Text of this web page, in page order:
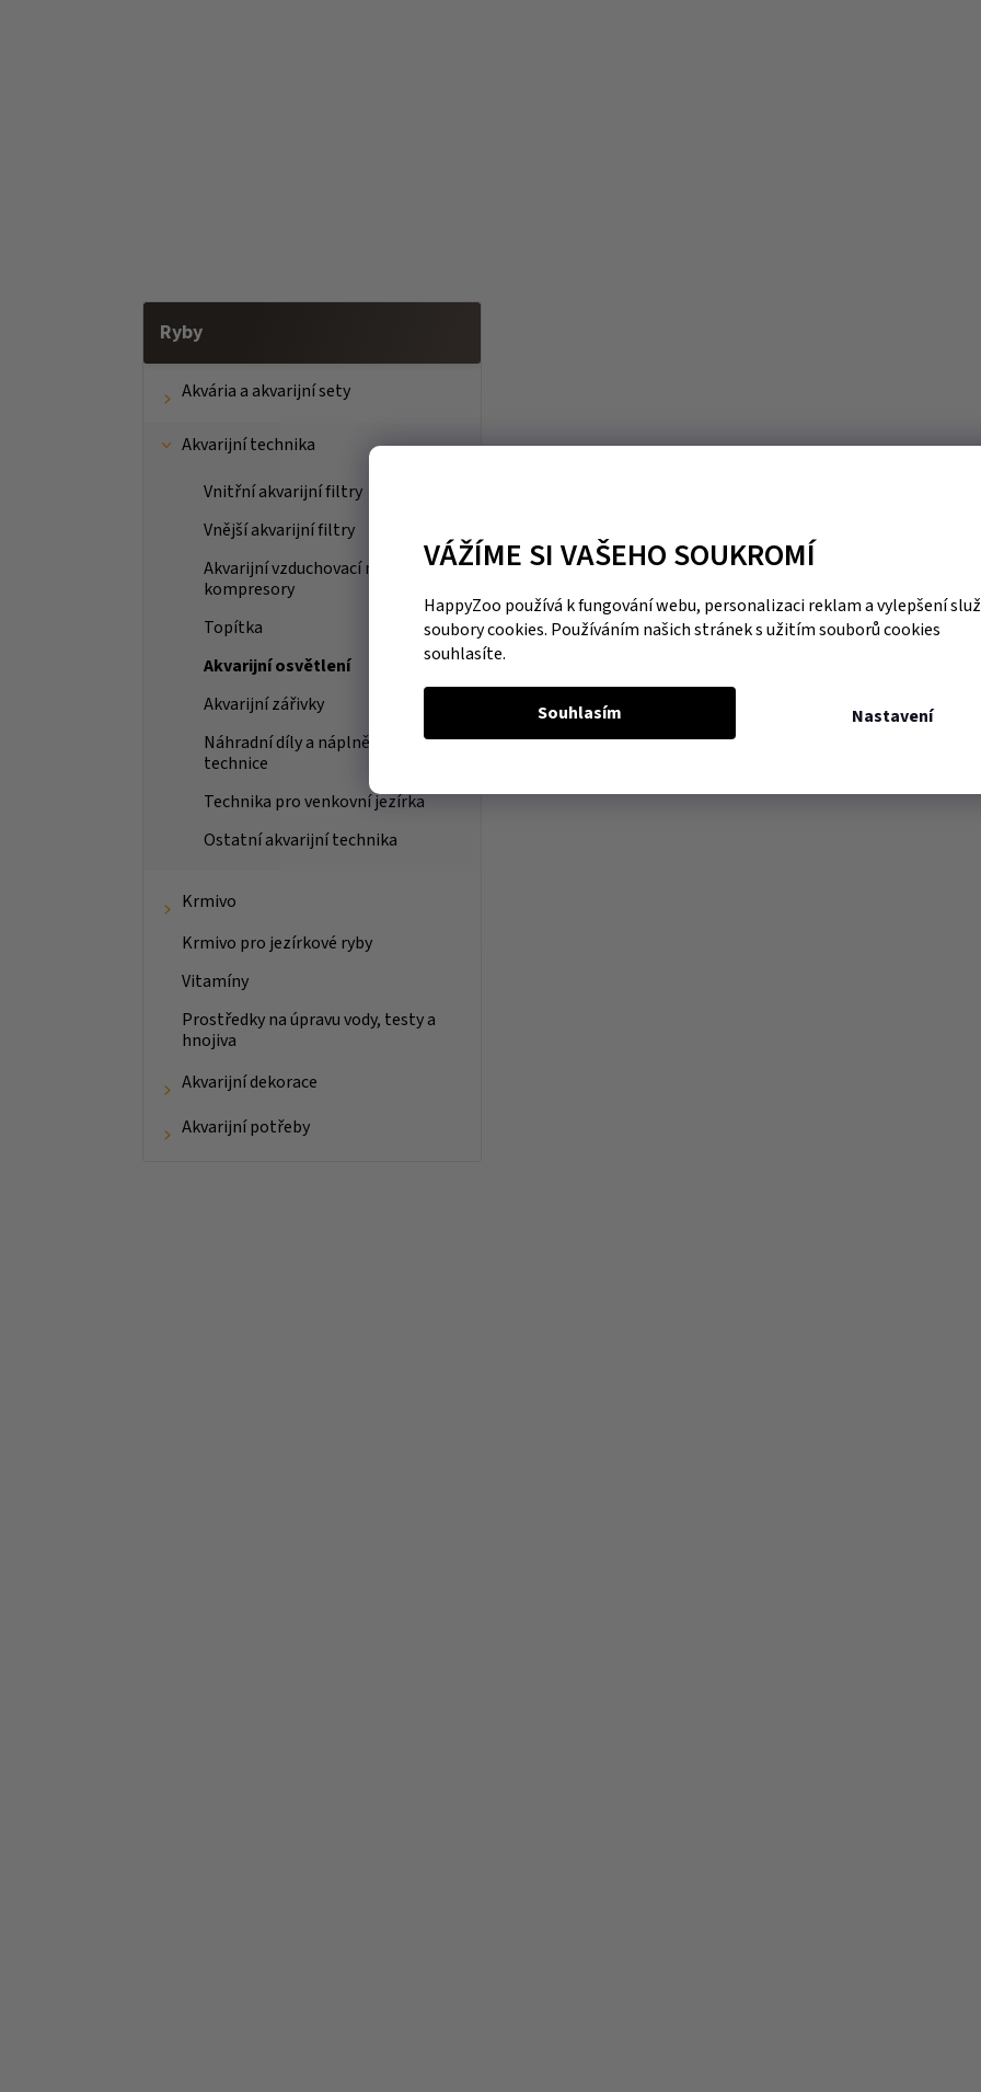
VÁŽÍME SI VAŠEHO SOUKROMÍ
HappyZoo používá k fungování webu, personalizaci reklam a vylepšení
soubory cookies. Používáním našich stránek s užitím souborů cookies
souhlasíte.
Nastavení
Souhlasím
Ryby
Akvária a akvarijní sety
Akvarijní technika
Vnitřní akvarijní filtry
Vnější akvarijní filtry
Akvarijní vzduchovací motorky a
kompresory
Topítka
Akvarijní osvětlení
Akvarijní zářivky
Náhradní díly a náplně k akvarijní
technice
Technika pro venkovní jezírka
Ostatní akvarijní technika
Krmivo
Krmivo pro jezírkové ryby
Vitamíny
Prostředky na úpravu vody, testy a
hnojiva
Akvarijní dekorace
Akvarijní potřeby